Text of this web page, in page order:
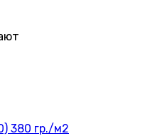
380 гр./м2